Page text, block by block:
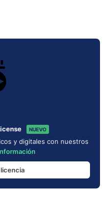
NUEVO
y digitales con nuestros